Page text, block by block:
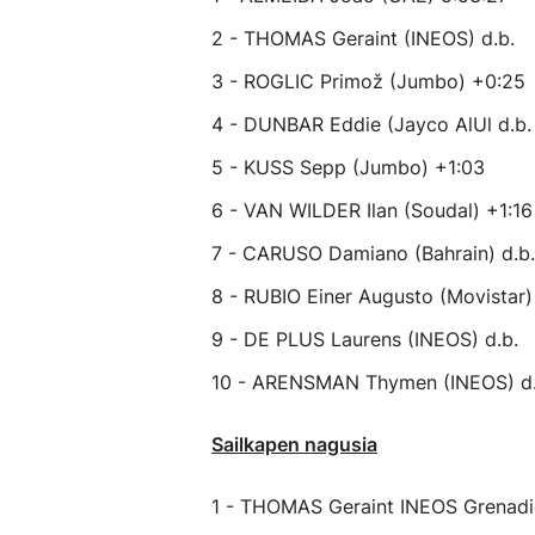
2 - THOMAS Geraint (INEOS) d.b.
3 - ROGLIC Primož (Jumbo) +0:25
4 - DUNBAR Eddie (Jayco AlUl d.b.
5 - KUSS Sepp (Jumbo) +1:03
6 - VAN WILDER Ilan (Soudal) +1:16
7 - CARUSO Damiano (Bahrain) d.b.
8 - RUBIO Einer Augusto
9 - DE PLUS Laurens (INEOS) d.b.
10 - ARENSMAN Thymen (INEOS)
Sailkapen nagusia
1 - THOMAS Geraint INEOS